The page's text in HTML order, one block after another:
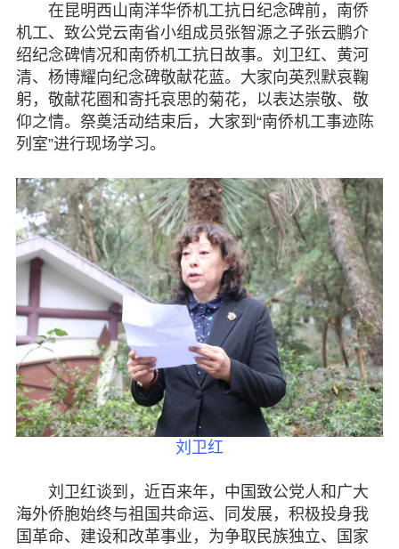
在昆明西山南洋华侨机工抗日纪念碑前，南侨
机工、致公党云南省小组成员张智源之子张云鹏介
绍纪念碑情况和南侨机工抗日故事。刘卫红、黄河
清、杨博耀向纪念碑敬献花蓝。大家向英烈默哀鞠
躬，敬献花圈和寄托哀思的菊花，以表达崇敬、敬
仰之情。祭奠活动结束后，大家到“南侨机工事迹陈
列室”进行现场学习。
刘卫红
刘卫红谈到，近百来年，中国致公党人和广大
海外侨胞始终与祖国共命运、同发展，积极投身我
国革命、建设和改革事业，为争取民族独立、国家